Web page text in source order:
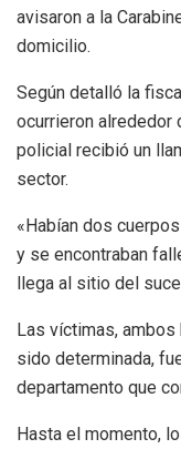
avisaron a la
domicilio.
Según detalló la
ocurrieron alrededor
policial recibió un
sector.
«Habían dos
y se encontraban
llega al sitio del
Las víctimas, ambos
sido determinada,
departamento que
Hasta el momento,